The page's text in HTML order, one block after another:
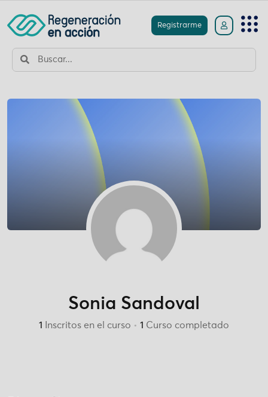
Registrarme
Sonia Sandoval
1 Inscritos en el curso • 1 Curso completado